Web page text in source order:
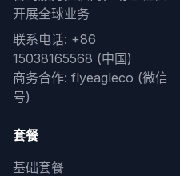
开展全球业务
联系电话: +86
15038165568 (中国)
商务合作: flyeagleco (微信
号)
套餐
基础套餐